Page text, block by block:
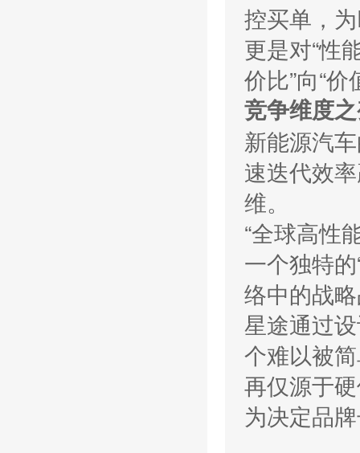
控买单，
更是对“性
价比”向“
竞争维度
新能源汽
速迭代效
维。
“全球高性
一个独特
络中的战
星途通过
个难以被
再仅源于
为决定品